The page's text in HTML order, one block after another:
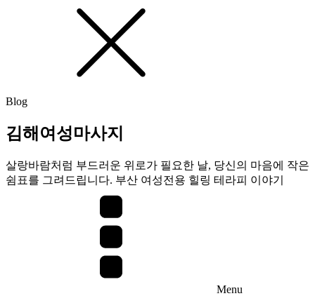
Blog
김해여성마사지
살랑바람처럼 부드러운 위로가 필요한 날, 당신의 마음에 작은
쉼표를 그려드립니다. 부산 여성전용 힐링 테라피 이야기
Menu